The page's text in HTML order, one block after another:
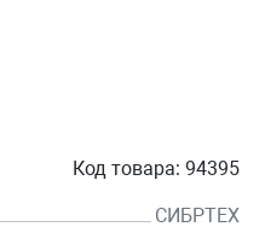
Код товара: 94395
СИБРТЕХ